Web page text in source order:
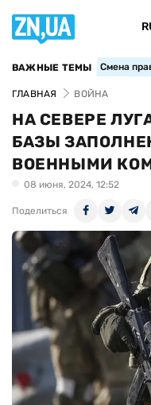
ВАЖНЫЕ ТЕМЫ Смена
ГЛАВНАЯ ВОЙНА
НА СЕВЕРЕ
БАЗЫ
ВОЕННЫМИ
08 июня, 2024, 12:52
Поделиться